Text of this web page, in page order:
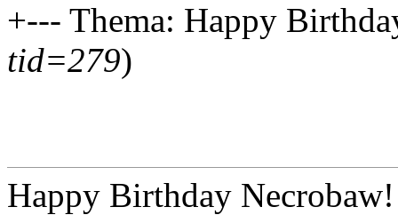
+--- Thema: Happy
tid=279)
Happy Birthday